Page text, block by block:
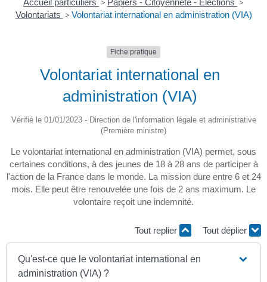
Accueil particuliers > Papiers - Citoyenneté - Élections >
Volontariats > Volontariat international en administration (VIA)
Fiche pratique
Volontariat international en
administration (VIA)
Vérifié le 01/01/2023 - Direction de l'information légale et administrative
(Première ministre)
Le volontariat international en administration (VIA) permet, sous
certaines conditions, à des jeunes de 18 à 28 ans de participer à
l'action de la France dans le monde. La mission dure entre 6 et 24
mois. Elle peut être renouvelée une fois de 2 ans maximum. Le
volontaire reçoit une indemnité.
Tout replier Tout déplier
Qu'est-ce que le volontariat international en
administration (VIA) ?